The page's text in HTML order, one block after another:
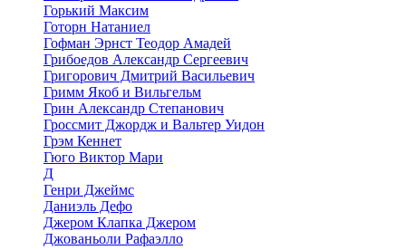
Горький Максим
Готорн Натаниел
Гофман Эрнст Теодор Амадей
Грибоедов Александр Сергеевич
Григорович Дмитрий Васильевич
Гримм Якоб и Вильгельм
Грин Александр Степанович
Гроссмит Джордж и Вальтер Уидон
Грэм Кеннет
Гюго Виктор Мари
Д
Генри Джеймс
Даниэль Дефо
Джером Клапка Джером
Джованьоли Рафаэлло